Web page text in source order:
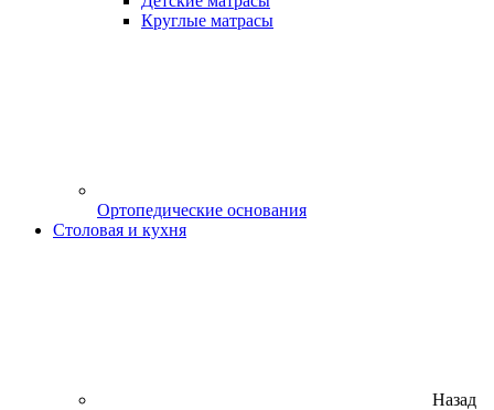
Круглые матрасы
Ортопедические основания
Столовая и кухня
Назад